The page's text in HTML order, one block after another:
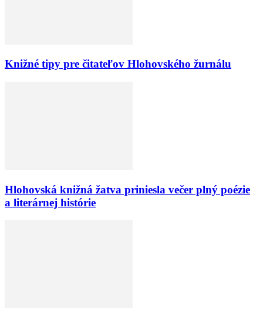
Knižné tipy pre čitateľov Hlohovského žurnálu
Hlohovská knižná žatva priniesla večer plný poézie
a literárnej histórie